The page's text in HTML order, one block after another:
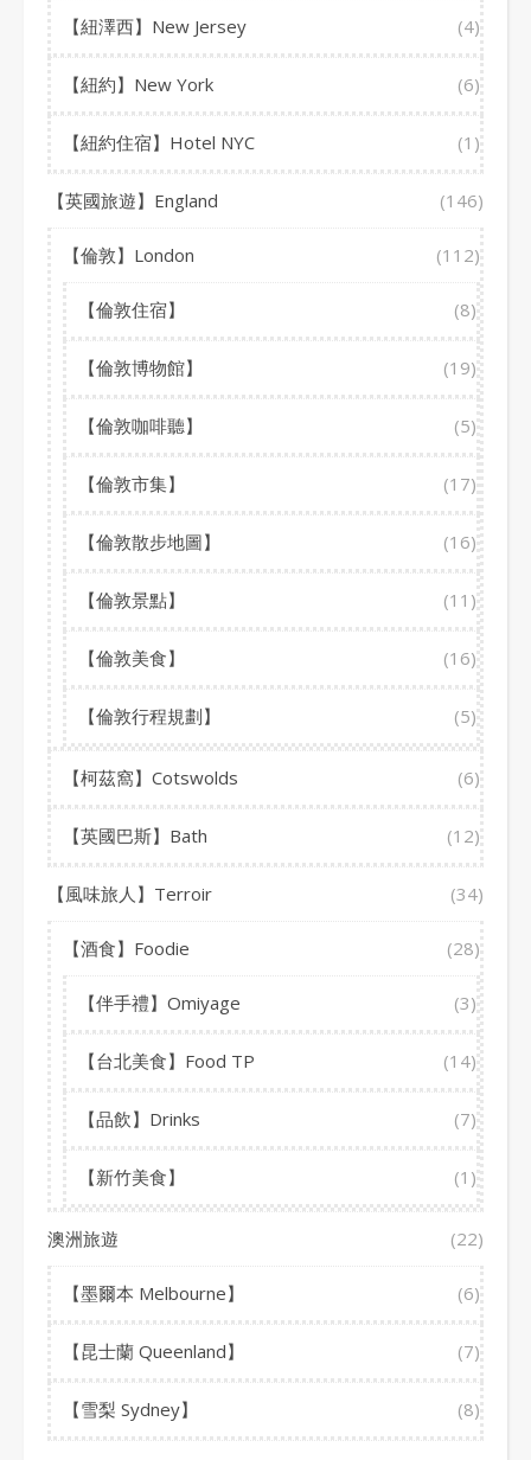
【紐澤西】New Jersey (4)
【紐約】New York (6)
【紐約住宿】Hotel NYC (1)
【英國旅遊】England (146)
【倫敦】London (112)
【倫敦住宿】 (8)
【倫敦博物館】 (19)
【倫敦咖啡聽】 (5)
【倫敦市集】 (17)
【倫敦散步地圖】 (16)
【倫敦景點】 (11)
【倫敦美食】 (16)
【倫敦行程規劃】 (5)
【柯茲窩】Cotswolds (6)
【英國巴斯】Bath (12)
【風味旅人】Terroir (34)
【酒食】Foodie (28)
【伴手禮】Omiyage (3)
【台北美食】Food TP (14)
【品飲】Drinks (7)
【新竹美食】 (1)
澳洲旅遊 (22)
【墨爾本 Melbourne】 (6)
【昆士蘭 Queenland】 (7)
【雪梨 Sydney】 (8)